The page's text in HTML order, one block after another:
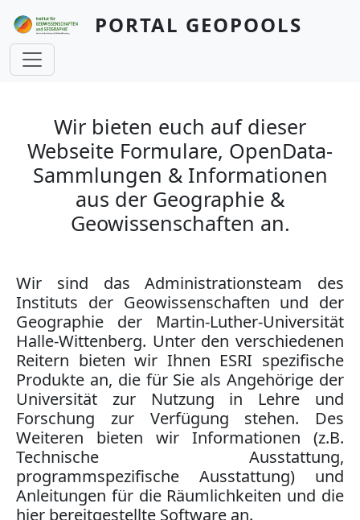
PORTAL GEOPOOLS
Wir bieten euch auf dieser
Webseite Formulare, OpenData-
Sammlungen & Informationen
aus der Geographie &
Geowissenschaften an.
Wir sind das Administrationsteam des
Instituts der Geowissenschaften und der
Geographie der Martin-Luther-Universität
Halle-Wittenberg. Unter den verschiedenen
Reitern bieten wir Ihnen ESRI spezifische
Produkte an, die für Sie als Angehörige der
Universität zur Nutzung in Lehre und
Forschung zur Verfügung stehen. Des
Weiteren bieten wir Informationen (z.B.
Technische Ausstattung,
programmspezifische Ausstattung) und
Anleitungen für die Räumlichkeiten und die
hier bereitgestellte Software an.